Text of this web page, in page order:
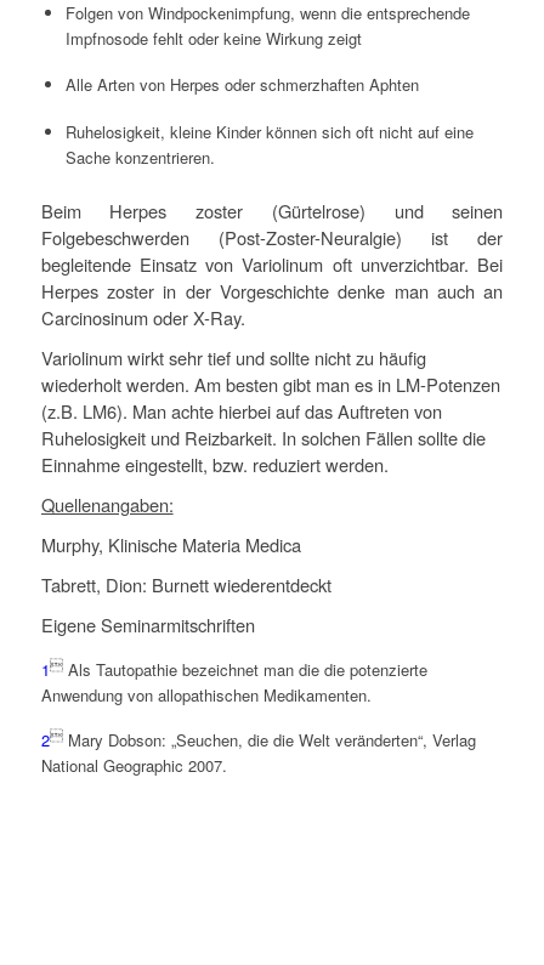
Folgen von Windpockenimpfung, wenn die entsprechende
Impfnosode fehlt oder keine Wirkung zeigt
Alle Arten von Herpes oder schmerzhaften Aphten
Ruhelosigkeit, kleine Kinder können sich oft nicht auf eine
Sache konzentrieren.
Beim Herpes zoster (Gürtelrose) und seinen
Folgebeschwerden (Post-Zoster-Neuralgie) ist der
begleitende Einsatz von Variolinum oft unverzichtbar. Bei
Herpes zoster in der Vorgeschichte denke man auch an
Carcinosinum oder X-Ray.
Variolinum wirkt sehr tief und sollte nicht zu häufig
wiederholt werden. Am besten gibt man es in LM-Potenzen
(z.B. LM6). Man achte hierbei auf das Auftreten von
Ruhelosigkeit und Reizbarkeit. In solchen Fällen sollte die
Einnahme eingestellt, bzw. reduziert werden.
Quellenangaben:
Murphy, Klinische Materia Medica
Tabrett, Dion: Burnett wiederentdeckt
Eigene Seminarmitschriften
1Als Tautopathie bezeichnet man die die potenzierte
Anwendung von allopathischen Medikamenten.
2Mary Dobson: „Seuchen, die die Welt veränderten“, Verlag
National Geographic 2007.